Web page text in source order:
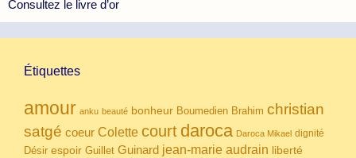
Consultez le livre d’or
Étiquettes
amour anku beauté bonheur Boumedien Brahim christian
satgé coeur Colette court daroca Daroca Mikael dignité
Désir espoir Guillet Guinard jean-marie audrain liberté